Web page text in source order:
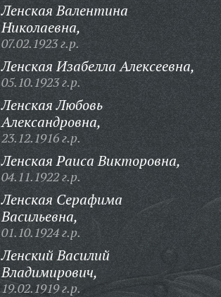
Ленская Валентина
Николаевна,
07.02.1923 г.р.
Ленская Изабелла Алексеевна,
05.10.1923 г.р.
Ленская Любовь
Александровна,
23.12.1916 г.р.
Ленская Раиса Викторовна,
04.11.1922 г.р.
Ленская Серафима
Васильевна,
01.10.1924 г.р.
Ленский Василий
Владимирович,
19.02.1919 г.р.